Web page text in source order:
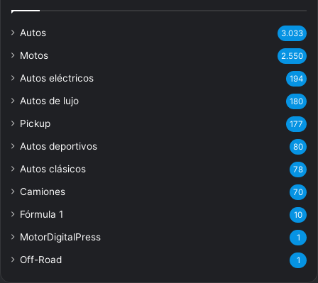
Autos 3.033
Motos 2.550
Autos eléctricos 194
Autos de lujo 180
Pickup 177
Autos deportivos 80
Autos clásicos 78
Camiones 70
Fórmula 1 10
MotorDigitalPress 1
Off-Road 1